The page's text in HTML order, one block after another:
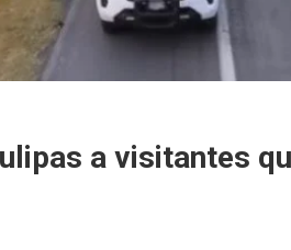
a visitantes